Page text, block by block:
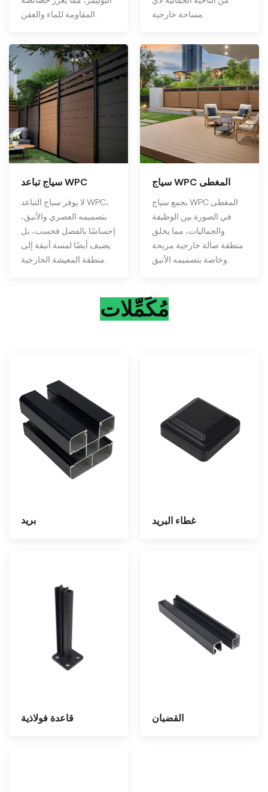
سياج تباعد WPC
لا يوفر سياج التباعد WPC،
بتصميمه العصري والأنيق،
إحساسًا بالفصل فحسب، بل
يضيف أيضًا لمسة أنيقة إلى
سياج WPC المغطى
يجمع سياج WPC المغطى
في الصورة بين الوظيفة
والجماليات، مما يخلق
منطقة صالة خارجية مريحة
مُكَمِّلات
بريد غطاء البريد
قاعدة فولاذية القضبان